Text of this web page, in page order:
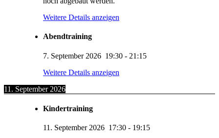
Weitere Details anzeigen
Abendtraining
7. September 2026 19:30 - 21:15
Weitere Details anzeigen
11. September 2026
Kindertraining
11. September 2026 17:30 - 19:15